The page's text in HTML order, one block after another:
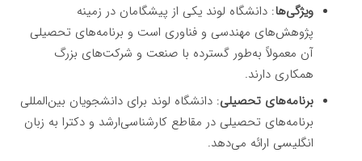
ویژگی‌ها: دانشگاه لوند یکی از پیشگامان در زمینه
پژوهش‌های مهندسی و فناوری است و برنامه‌های تحصیلی
آن معمولاً به‌طور گسترده با صنعت و شرکت‌های بزرگ
همکاری دارند.
برنامه‌های تحصیلی: دانشگاه لوند برای دانشجویان بین‌المللی
برنامه‌های تحصیلی در مقاطع کارشناسی‌ارشد و دکترا به زبان
انگلیسی ارائه می‌دهد.